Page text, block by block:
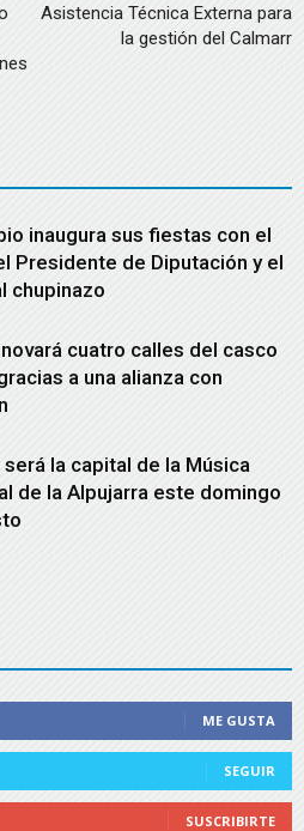
Asistencia Técnica Externa para
la gestión del Calmarr
inaugura sus fiestas con el
Presidente de Diputación y el
chupinazo
cuatro calles del casco
a una alianza con
la capital de la Música
de la Alpujarra este domingo
ME GUSTA
SEGUIR
SUSCRIBIRTE